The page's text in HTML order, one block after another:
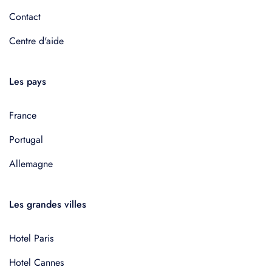
Contact
Centre d'aide
Les pays
France
Portugal
Allemagne
Les grandes villes
Hotel Paris
Hotel Cannes